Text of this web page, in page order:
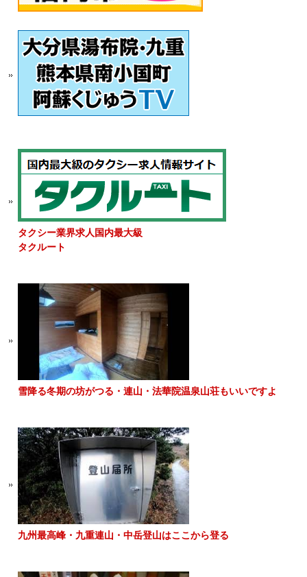
タクシー業界求人国内最大級
タクルート
雪降る冬期の坊がつる・連山・法華院温泉山荘もいいですよ
九州最高峰・九重連山・中岳登山はここから登る